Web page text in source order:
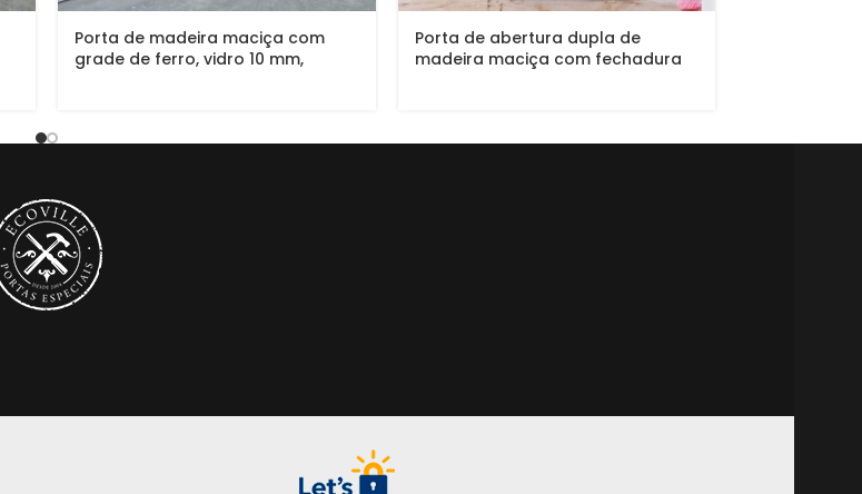
Porta de madeira maciça com
grade de ferro, vidro 10 mm,
Porta de abertura dupla de
madeira maciça com fechadura